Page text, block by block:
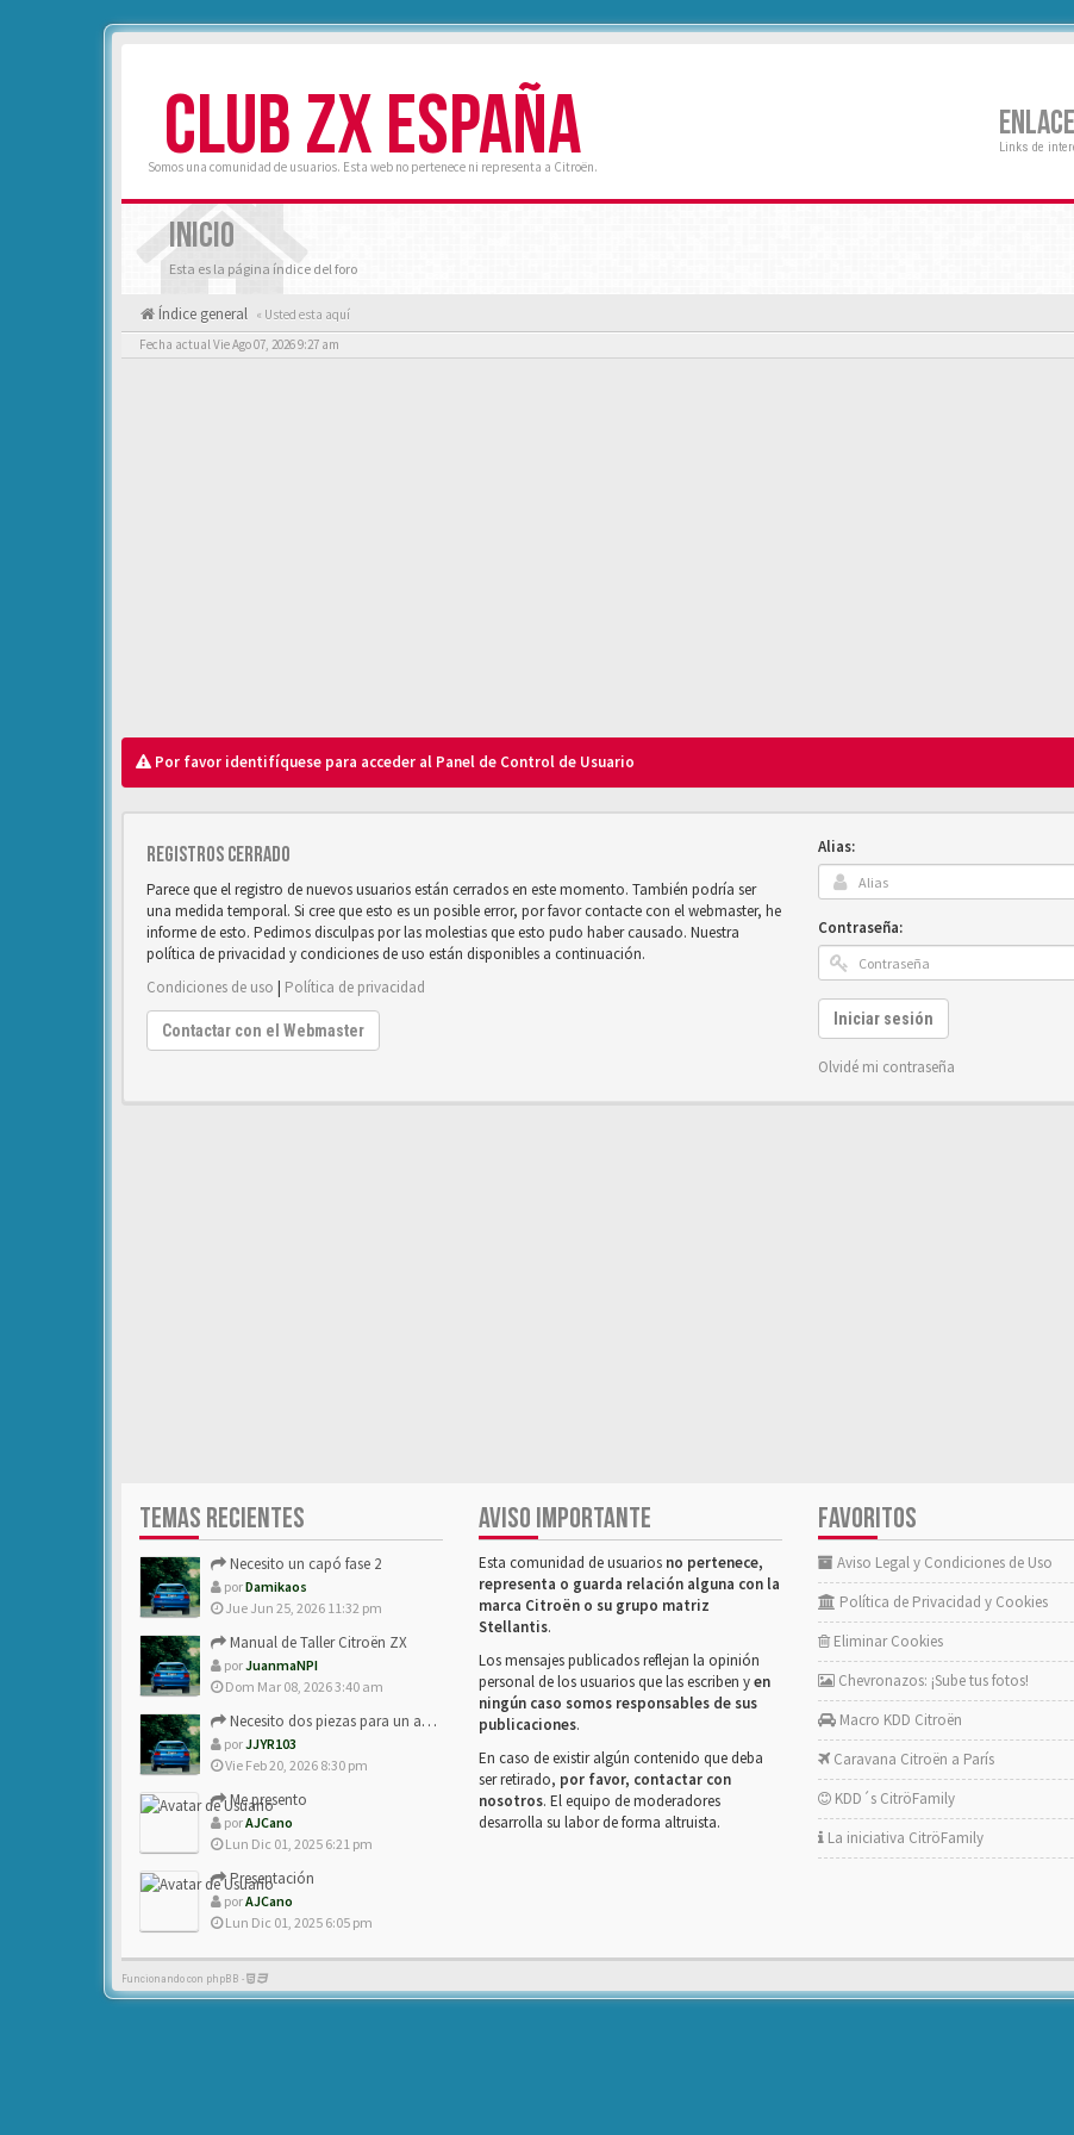
CLUB ZX ESPAÑA
Somos una comunidad de usuarios. Esta web no pertenece ni representa a Citroën.
Links de
INICIO
Esta es la página índice del foro
Índice general « Usted esta aquí
Fecha actual Vie Ago 07, 2026 9:27 am
Por favor identifíquese para acceder al Panel de Control de Usuario
Registros cerrado
Parece que el registro de nuevos usuarios están cerrados en este momento. También podría ser
una medida temporal. Si cree que esto es un posible error, por favor contacte con el webmaster, he
informe de esto. Pedimos disculpas por las molestias que esto pudo haber causado. Nuestra
política de privacidad y condiciones de uso están disponibles a continuación.
Condiciones de uso | Política de privacidad
Contactar con el Webmaster
Alias:
Contraseña:
Iniciar sesión
Olvidé mi contraseña
TEMAS RECIENTES
Necesito un capó fase 2
porDamikaos
Jue Jun 25, 2026 11:32 pm
Manual de Taller Citroën ZX
porJuanmaNPI
Dom Mar 08, 2026 3:40 am
Necesito dos piezas para un amigo con ZX.
porJJYR103
Vie Feb 20, 2026 8:30 pm
Me presento
porAJCano
Lun Dic 01, 2025 6:21 pm
Presentación
porAJCano
Lun Dic 01, 2025 6:05 pm
AVISO IMPORTANTE
Esta comunidad de usuarios no pertenece,
representa o guarda relación alguna con la
marca Citroën o su grupo matriz
Stellantis.
Los mensajes publicados reflejan la opinión
personal de los usuarios que las escriben yen
ningún caso somos responsables de sus
publicaciones.
En caso de existir algún contenido que deba
ser retirado, por favor, contactar con
nosotros. El equipo de moderadores
desarrolla su labor de forma altruista.
FAVORITOS
Aviso Legal y Condiciones de Uso
Política de Privacidad y Cookies
Eliminar Cookies
Chevronazos: ¡Sube tus fotos!
Macro KDD Citroën
Caravana Citroën a París
KDD´s CitröFamily
La iniciativa CitröFamily
Funcionando con phpBB -